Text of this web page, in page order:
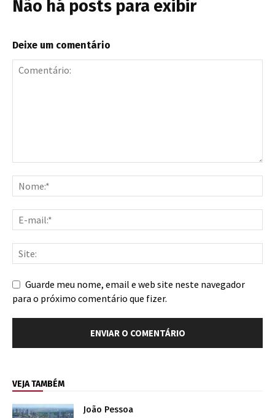
Não há posts para exibir
Deixe um comentário
Guarde meu nome, email e web site neste navegador
para o próximo comentário que fizer.
VEJA TAMBÉM
João Pessoa